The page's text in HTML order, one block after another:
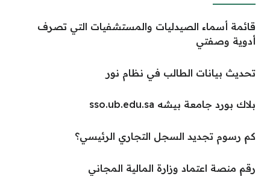
قائمة أسماء الصيدليات والمستشفيات التي تصرف
أدوية وصفتي
تحديث بيانات الطالب في نظام نور
بلاك بورد جامعة بيشه sso.ub.edu.sa
كم رسوم تجديد السجل التجاري الرئيسي؟
رقم منصة اعتماد وزارة المالية المجاني